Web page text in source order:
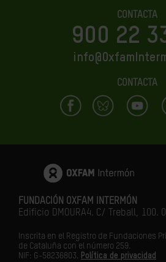
CONTACTA
900 22
CONTACTA
FUNDACIÓN OXFAM INTERMÓN
Edificio DMOURA4. C/ Treball, 100.
Inscrita en el Registro de Fundaciones
de Cataluña con el número 259.
NIF: G-58236803. Política de privacidad